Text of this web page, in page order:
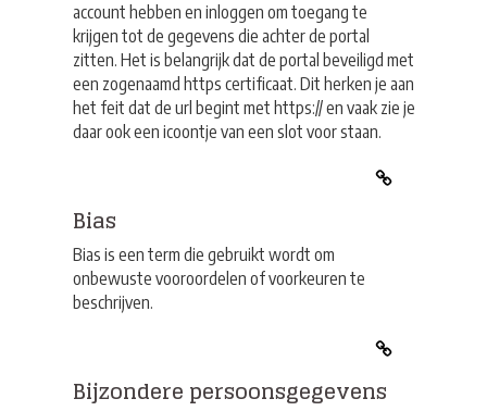
account hebben en inloggen om toegang te
krijgen tot de gegevens die achter de portal
zitten. Het is belangrijk dat de portal beveiligd met
een zogenaamd https certificaat. Dit herken je aan
het feit dat de url begint met https:// en vaak zie je
daar ook een icoontje van een slot voor staan.
Bias
Bias is een term die gebruikt wordt om
onbewuste vooroordelen of voorkeuren te
beschrijven.
Bijzondere persoonsgegevens